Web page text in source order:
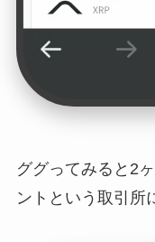
ググってみると2
ントという取引所